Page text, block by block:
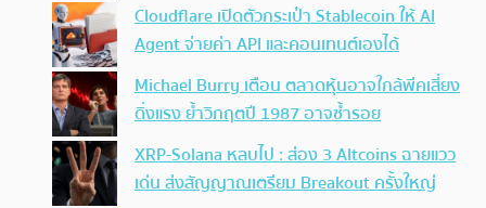
Cloudflare เปิดตัวกระเป๋า Stablecoin ให้ AI
Agent จ่ายค่า API และคอนเทนต์เองได้
Michael Burry เตือน ตลาดหุ้นอาจใกล้พีคเสี่ยง
ดิ่งแรง ย้ำวิกฤตปี 1987 อาจซ้ำรอย
XRP-Solana หลบไป : ส่อง 3 Altcoins ฉายแวว
เด่น ส่งสัญญาณเตรียม Breakout ครั้งใหญ่